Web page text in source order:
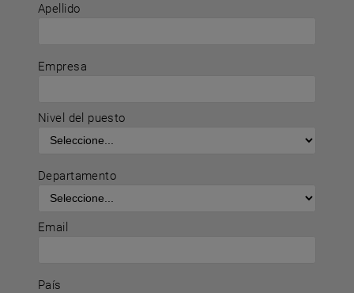
Apellido
Empresa
Nivel del puesto
Departamento
Email
País